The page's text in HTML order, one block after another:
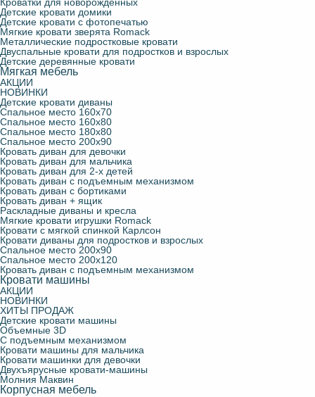
Детские кровати домики
Детские кровати с фотопечатью
Мягкие кровати зверята Romack
Металлические подростковые кровати
Двуспальные кровати для подростков и взрослых
Детские деревянные кровати
Мягкая мебель
АКЦИИ
НОВИНКИ
Детские кровати диваны
Спальное место 160х70
Спальное место 160х80
Спальное место 180х80
Спальное место 200х90
Кровать диван для девочки
Кровать диван для мальчика
Кровать диван для 2-х детей
Кровать диван с подъемным механизмом
Кровать диван с бортиками
Кровать диван + ящик
Раскладные диваны и кресла
Мягкие кровати игрушки Romack
Кровати с мягкой спинкой Карлсон
Кровати диваны для подростков и взрослых
Спальное место 200х90
Спальное место 200х120
Кровать диван с подъемным механизмом
Кровати машины
АКЦИИ
НОВИНКИ
ХИТЫ ПРОДАЖ
Детские кровати машины
Объемные 3D
С подъемным механизмом
Кровати машины для мальчика
Кровати машинки для девочки
Двухъярусные кровати-машины
Молния Маквин
Корпусная мебель